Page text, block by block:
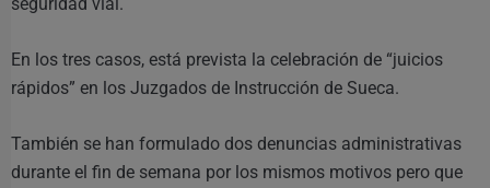
En los tres casos, está prevista la celebración de “juicios
rápidos” en los Juzgados de Instrucción de Sueca.
También se han formulado dos denuncias administrativas
durante el fin de semana por los mismos motivos pero que